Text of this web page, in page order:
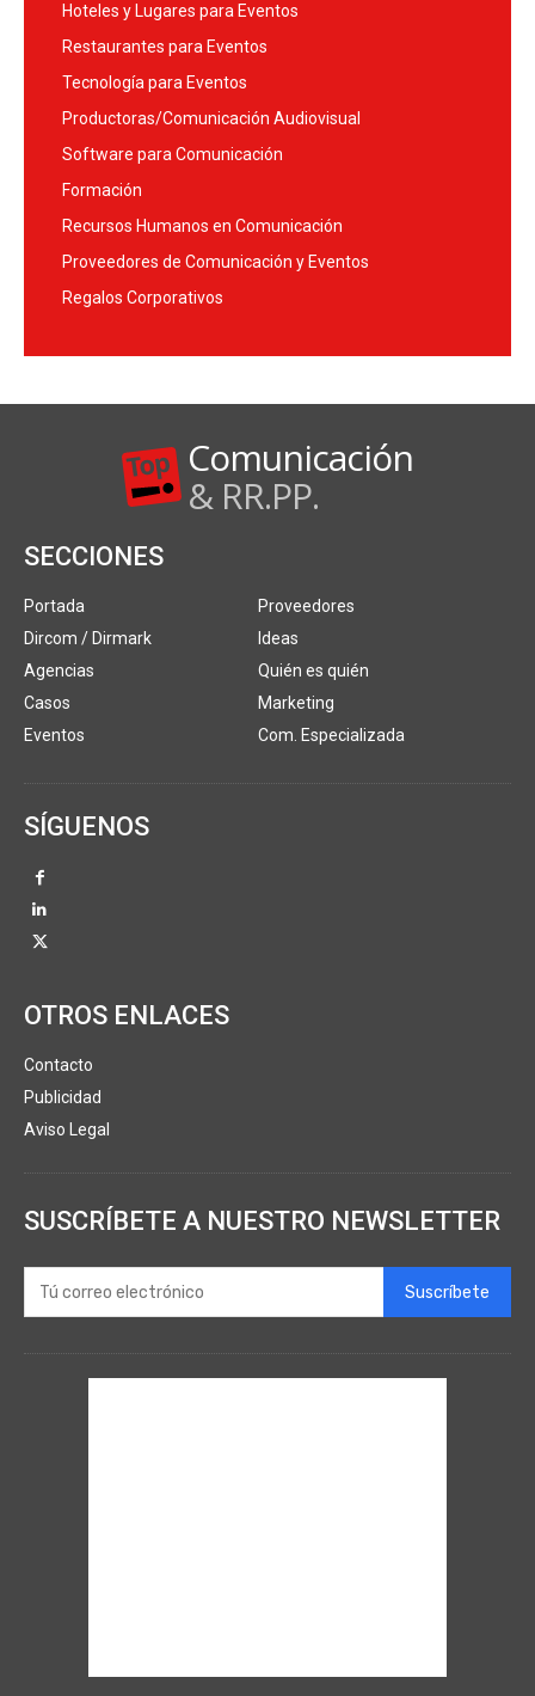
Hoteles y Lugares para Eventos
Restaurantes para Eventos
Tecnología para Eventos
Productoras/Comunicación Audiovisual
Software para Comunicación
Formación
Recursos Humanos en Comunicación
Proveedores de Comunicación y Eventos
Regalos Corporativos
Comunicación
& RR.PP.
SECCIONES
Portada
Dircom / Dirmark
Agencias
Casos
Eventos
Proveedores
Ideas
Quién es quién
Marketing
Com. Especializada
SÍGUENOS
OTROS ENLACES
Contacto
Publicidad
Aviso Legal
SUSCRÍBETE A NUESTRO NEWSLETTER
Suscríbete